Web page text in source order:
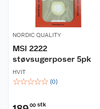
NORDIC QUALITY
MSI 2222
støvsugerposer 5pk
HVIT
☆☆☆☆☆ (0)
00 stk
Butikker
Kontakt oss
Retur- og angrerett
Reklamasjon
Ofte stilte spørsmål
Våre merkevarer
Våre kjeder
Personvern
Cookies
Lavprisløfte
Åpent kjøp
Hageinspirasjon
Oppussing med utemaling
Oppussing med